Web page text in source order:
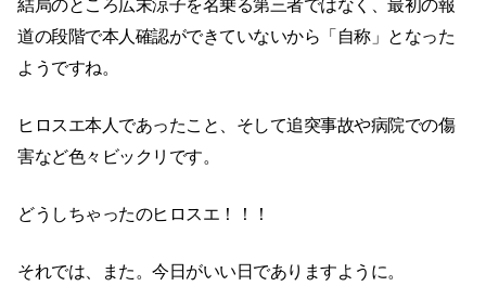
結局のところ広末涼子を名乗る第三者ではなく、最初の報
道の段階で本人確認ができていないから「自称」となった
ようですね。
ヒロスエ本人であったこと、そして追突事故や病院での傷
害など色々ビックリです。
どうしちゃったのヒロスエ！！！
それでは、また。今日がいい日でありますように。